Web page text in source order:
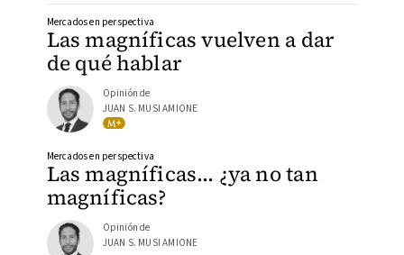
Las magníficas vuelven a dar
de qué hablar
Mercados en perspectiva
Opinión de
JUAN S. MUSI AMIONE
Las magníficas… ¿ya no tan
magníficas?
Mercados en perspectiva
Opinión de
JUAN S. MUSI AMIONE